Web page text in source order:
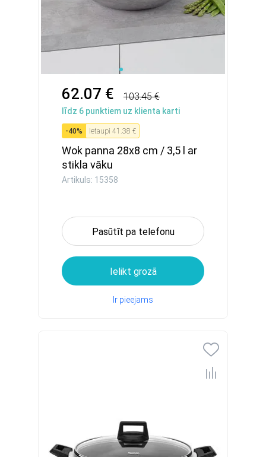
62.07 € 103.45 €
līdz 6 punktiem uz klienta karti
-40% Ietaupi 41.38 €
Wok panna 28x8 cm / 3,5 l ar
stikla vāku
Artikuls: 15358
Pasūtīt pa telefonu
Ielikt grozā
Ir pieejams